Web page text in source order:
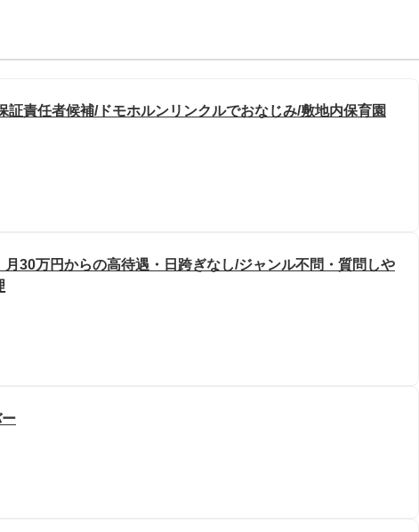
証責任者候補/ドモホルンリンクルでおなじみ/敷地内保育園
月30万円からの高待遇・日跨ぎなし/ジャンル不問・質問しや